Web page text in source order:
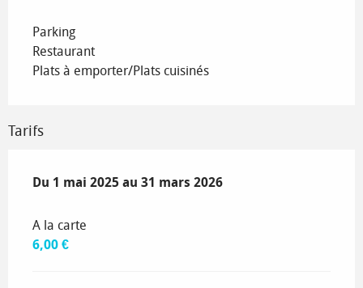
Parking
Restaurant
Plats à emporter/Plats cuisinés
Tarifs
Du 1 mai 2025 au 31 mars 2026
Du 1 mai 2025 au 31 mars 2026
A la carte
6,00 €